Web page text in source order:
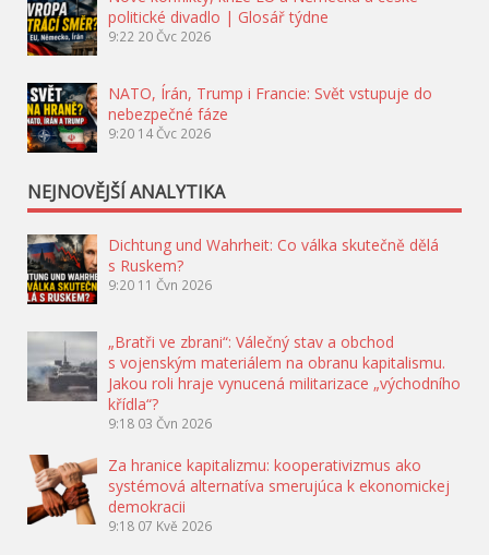
politické divadlo | Glosář týdne
9:22 20 Čvc 2026
NATO, Írán, Trump i Francie: Svět vstupuje do
nebezpečné fáze
9:20 14 Čvc 2026
NEJNOVĚJŠÍ ANALYTIKA
Dichtung und Wahrheit: Co válka skutečně dělá
s Ruskem?
9:20 11 Čvn 2026
„Bratři ve zbrani“: Válečný stav a obchod
s vojenským materiálem na obranu kapitalismu.
Jakou roli hraje vynucená militarizace „východního
křídla“?
9:18 03 Čvn 2026
Za hranice kapitalizmu: kooperativizmus ako
systémová alternatíva smerujúca k ekonomickej
demokracii
9:18 07 Kvě 2026